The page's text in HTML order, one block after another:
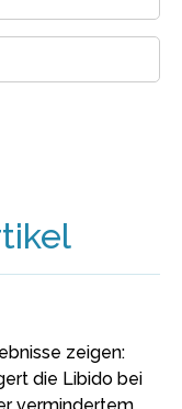
zeigen:
die Libido bei
vermindertem